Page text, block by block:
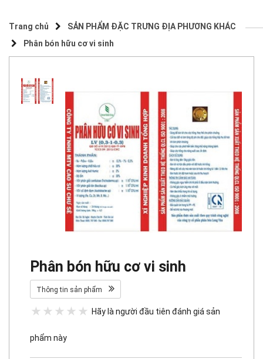
Trang chủ
SẢN PHẨM ĐẶC TRƯNG ĐỊA PHƯƠNG KHÁC
Phân bón hữu cơ vi sinh
Phân bón hữu cơ vi sinh
Thông tin sản phẩm
Hãy là người đầu tiên đánh giá sản
phẩm này